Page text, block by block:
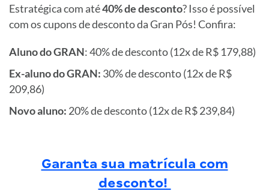
Estratégica com até40% de desconto? Isso é possível
com os cupons de desconto da Gran Pós! Confira:
Aluno do GRAN: 40% de desconto (12x de R$ 179,88)
Ex-aluno do GRAN: 30% de desconto (12x de R$
209,86)
Novo aluno: 20% de desconto (12x de R$ 239,84)
Garanta sua matrícula com
desconto!